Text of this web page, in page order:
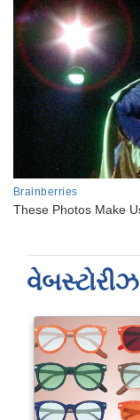
વેબસ્ટોરીઝ